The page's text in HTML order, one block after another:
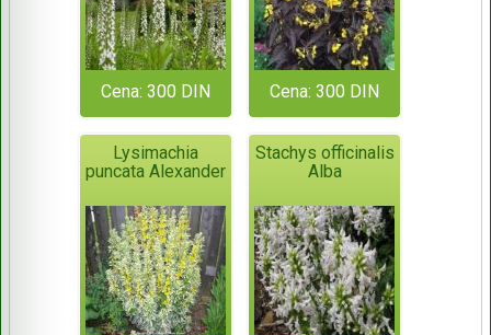
Cena: 300 DIN Cena: 300 DIN
Lysimachia
puncata Alexander
Stachys officinalis
Alba